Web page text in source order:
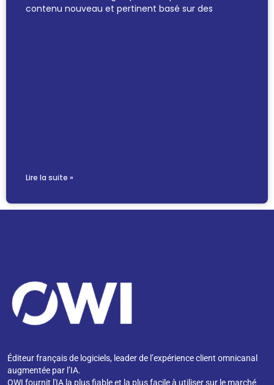
contenu nouveau et pertinent basé sur des
Lire la suite »
Éditeur français de logiciels, leader de l’expérience client omnicanal
augmentée par l’IA.
OWI fournit l'IA la plus fiable et la plus facile à utiliser sur le marché